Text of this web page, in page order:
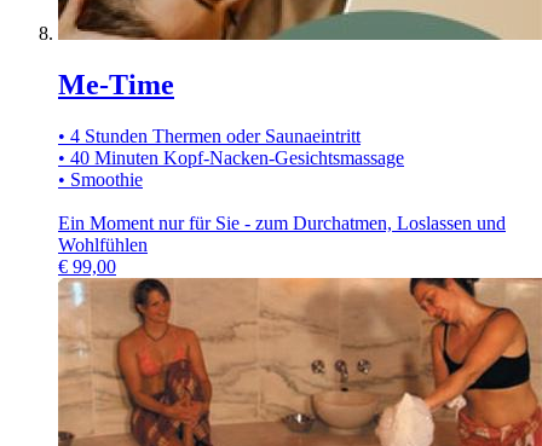
Me-Time
• 4 Stunden Thermen oder Saunaeintritt
• 40 Minuten Kopf-Nacken-Gesichtsmassage
• Smoothie
Ein Moment nur für Sie - zum Durchatmen, Loslassen und
Wohlfühlen
€ 99,00